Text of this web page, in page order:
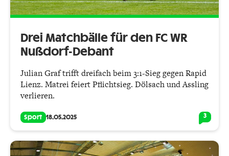
Drei Matchbälle für den FC WR
Nußdorf-Debant
Julian Graf trifft dreifach beim 3:1-Sieg gegen Rapid
Lienz. Matrei feiert Pflichtsieg. Dölsach und Assling
verlieren.
Sport 18.05.2025 3